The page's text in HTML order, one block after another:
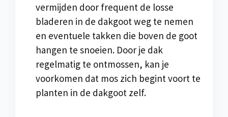
vermijden door frequent de losse
bladeren in de dakgoot weg te nemen
en eventuele takken die boven de goot
hangen te snoeien. Door je dak
regelmatig te ontmossen, kan je
voorkomen dat mos zich begint voort te
planten in de dakgoot zelf.